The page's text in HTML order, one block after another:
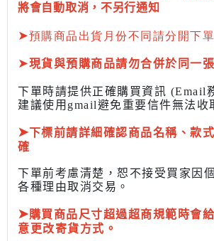
將會自動取消，不另行通知
➤預購商品出貨月份不同請分開下單
➤現貨與預購商品請勿合併於同一張
下單時請提供正確購買資訊 (Email
建議使用gmail避免重要信件無法收
➤下標前請詳細確認商品名稱、款
確
下單前考慮清楚，恕不接受買家因
各種理由取消交易。
➤購買商品尺寸超過超商規範時會
意更改寄貨方式。